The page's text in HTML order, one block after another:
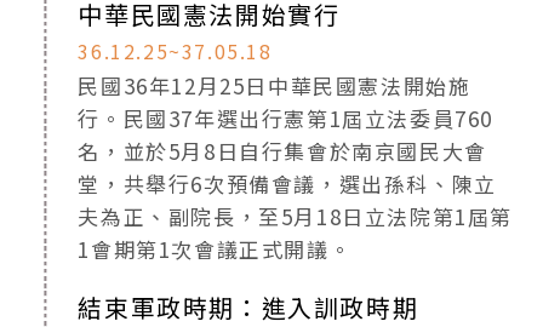
中華民國憲法開始實行
36.12.25~37.05.18
民國36年12月25日中華民國憲法開始施
行。民國37年選出行憲第1屆立法委員760
名，並於5月8日自行集會於南京國民大會
堂，共舉行6次預備會議，選出孫科、陳立
夫為正、副院長，至5月18日立法院第1屆第
1會期第1次會議正式開議。
結束軍政時期：進入訓政時期